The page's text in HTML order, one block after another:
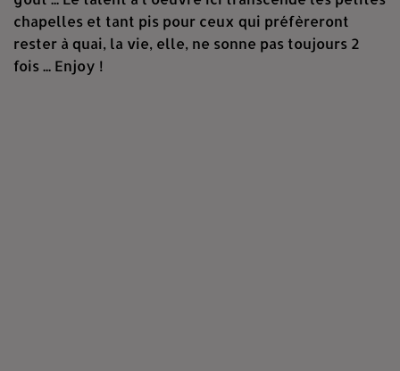
chapelles et tant pis pour ceux qui préfèreront
rester à quai, la vie, elle, ne sonne pas toujours 2
fois ... Enjoy !